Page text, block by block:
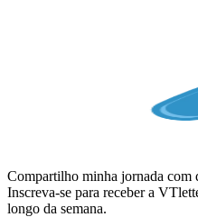
Compartilho minha jornada com
Inscreva-se para receber a
longo da semana.